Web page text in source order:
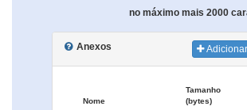
no máximo mais 2000
Anexos
Nome
Tamanho
(bytes)